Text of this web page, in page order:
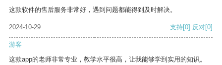
这款软件的售后服务非常好，遇到问题都能得到及时解决。
2024-10-29 支持[0] 反对[0]
游客
这款app的老师非常专业，教学水平很高，让我能够学到实用的知识。